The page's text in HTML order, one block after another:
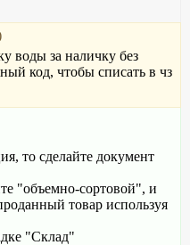
воды за наличку без
код, чтобы списать в чз
то сделайте документ
"объемно-сортовой", и
товар используя
"Склад"